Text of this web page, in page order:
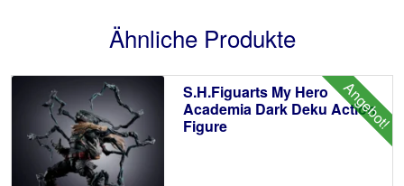
Ähnliche Produkte
Angebot!
S.H.Figuarts My Hero
Academia Dark Deku Action
Figure